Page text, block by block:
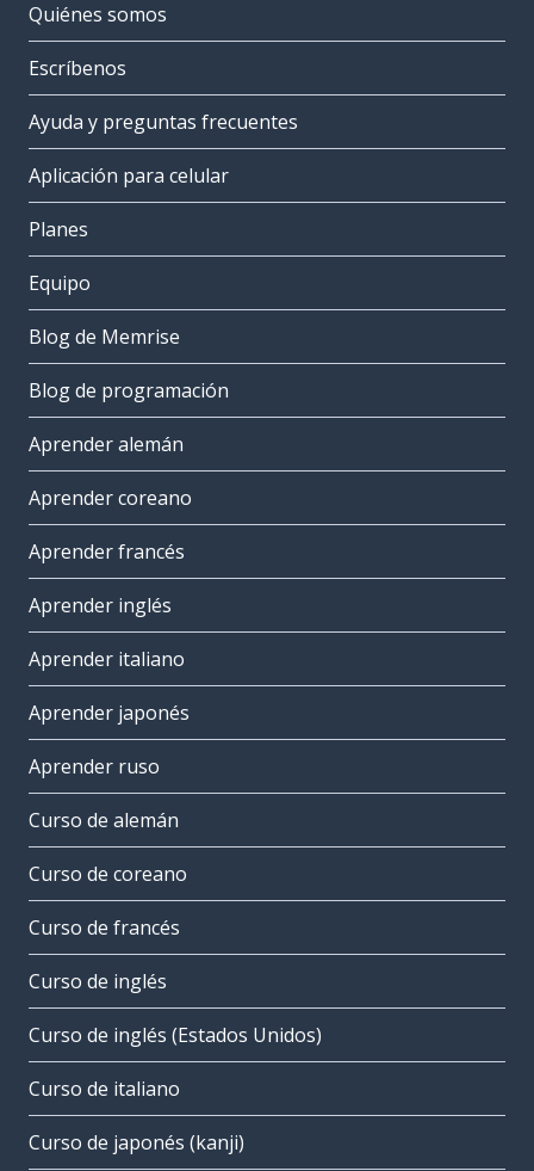
Quiénes somos
Escríbenos
Ayuda y preguntas frecuentes
Aplicación para celular
Planes
Equipo
Blog de Memrise
Blog de programación
Aprender alemán
Aprender coreano
Aprender francés
Aprender inglés
Aprender italiano
Aprender japonés
Aprender ruso
Curso de alemán
Curso de coreano
Curso de francés
Curso de inglés
Curso de inglés (Estados Unidos)
Curso de italiano
Curso de japonés (kanji)